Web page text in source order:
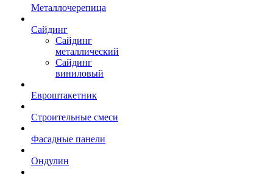
Металлочерепица
Сайдинг
Сайдинг
металлический
Сайдинг
виниловый
Евроштакетник
Строительные смеси
Фасадные панели
Ондулин